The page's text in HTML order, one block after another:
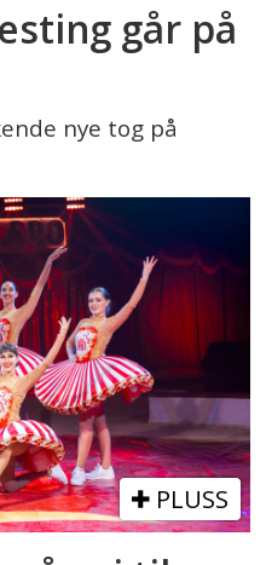
går på
nye tog på
PLUSS